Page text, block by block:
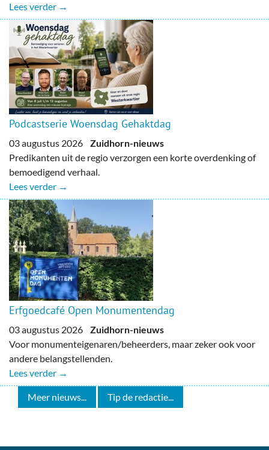
Lees verder →
Podcastserie Woensdag Gehaktdag
03 augustus 2026 Zuidhorn-nieuws
Predikanten uit de regio verzorgen een korte overdenking of
bemoedigend verhaal.
Lees verder →
Erfgoedcafé Open Monumentendag
03 augustus 2026 Zuidhorn-nieuws
Voor monumenteigenaren/beheerders, maar zeker ook voor
andere belangstellenden.
Lees verder →
Meer nieuws... Tip de redactie...